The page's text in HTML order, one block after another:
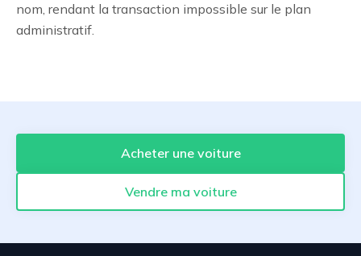
nom, rendant la transaction impossible sur le plan
administratif.
Acheter une voiture
Vendre ma voiture